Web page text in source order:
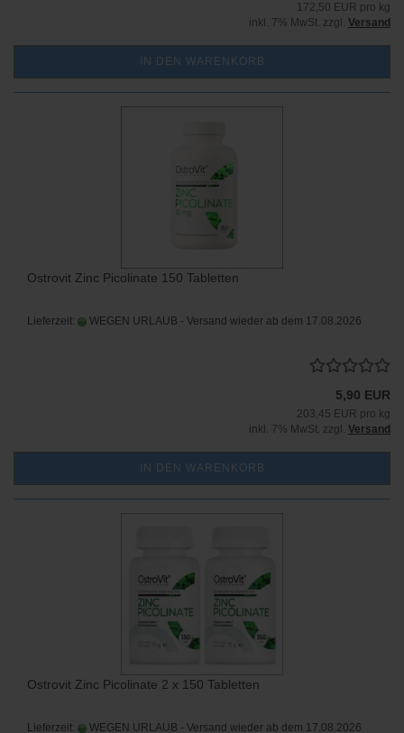
172,50 EUR pro kg
inkl. 7% MwSt. zzgl. Versand
IN DEN WARENKORB
Ostrovit Zinc Picolinate 150 Tabletten
Lieferzeit: WEGEN URLAUB - Versand wieder ab dem 17.08.2026
5,90 EUR
203,45 EUR pro kg
inkl. 7% MwSt. zzgl. Versand
IN DEN WARENKORB
Ostrovit Zinc Picolinate 2 x 150 Tabletten
Lieferzeit: WEGEN URLAUB - Versand wieder ab dem 17.08.2026